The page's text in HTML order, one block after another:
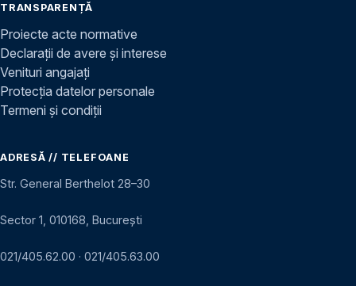
TRANSPARENȚĂ
Proiecte acte normative
Declarații de avere și interese
Venituri angajați
Protecția datelor personale
Termeni și condiții
ADRESĂ // TELEFOANE
Str. General Berthelot 28–30
Sector 1, 010168, București
021/405.62.00 · 021/405.63.00